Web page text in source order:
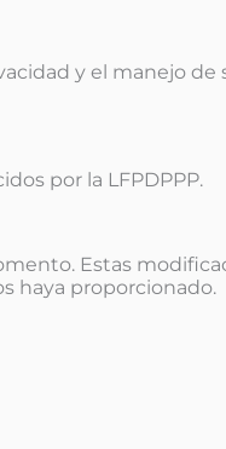
y el manejo
por la LFPDPPP.
Estas
haya proporcionado.